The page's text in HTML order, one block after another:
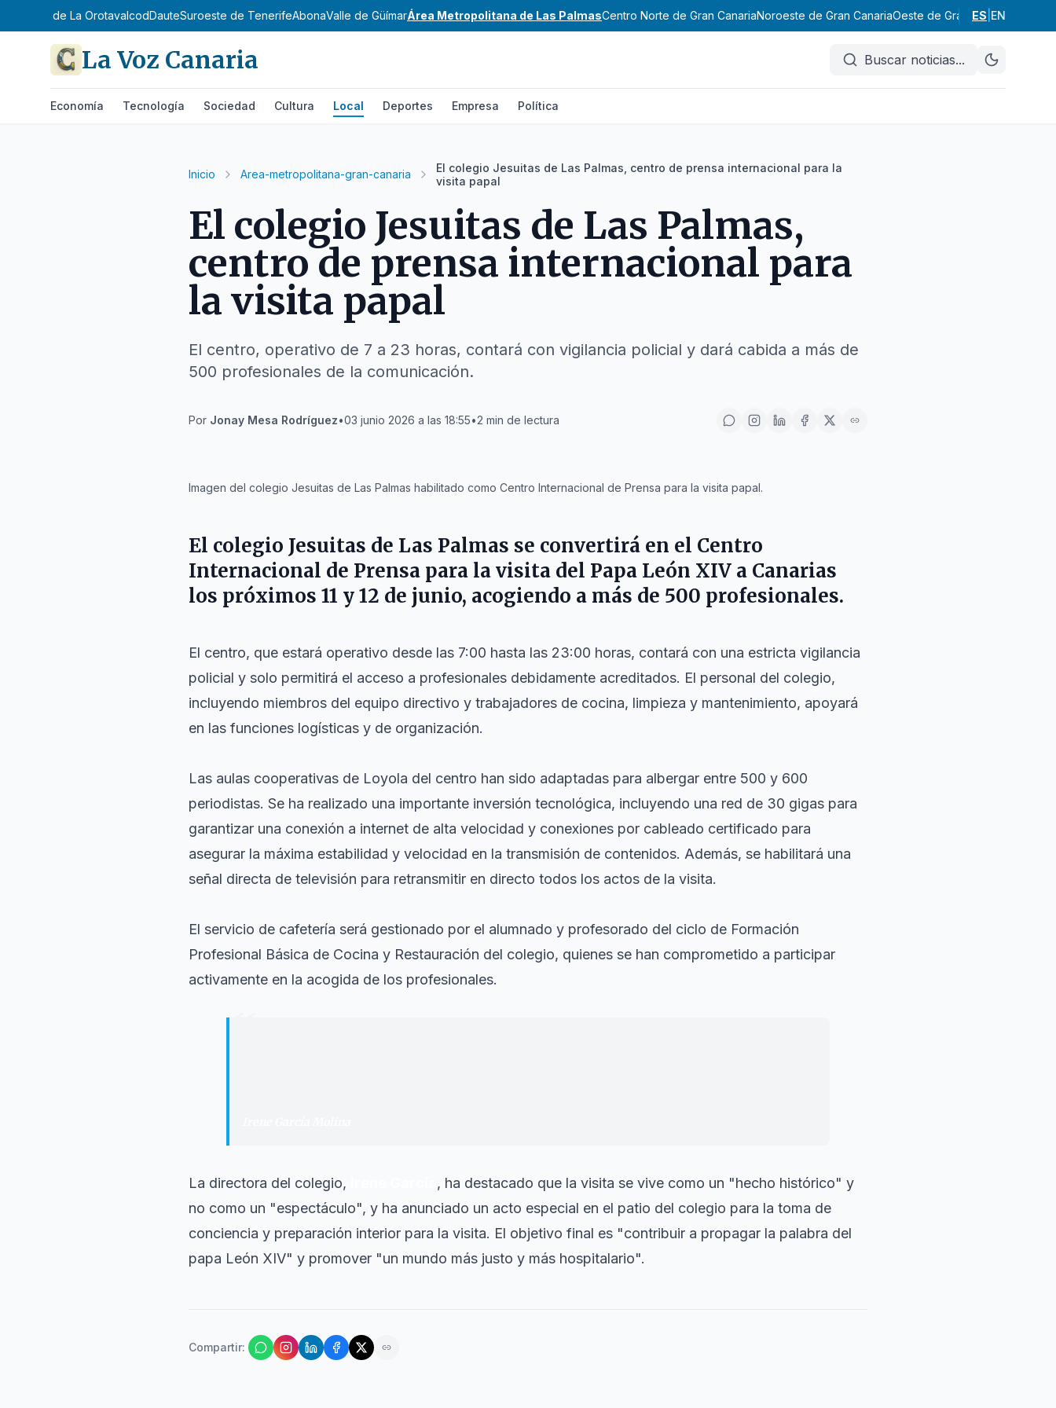
Valle de La OrotavaIcodDauteSuroeste de TenerifeAbonaValle de GüímarÁrea Metropolitana de Las PalmasCentro Norte de Gran CanariaNoroeste de Gran CanariaOeste de Gran Canaria
ES EN
La Voz Canaria Buscar noticias...
Economía Tecnología Sociedad Cultura Local Deportes Empresa Política
Inicio Area-metropolitana-gran-canaria
El colegio Jesuitas de Las Palmas, centro de prensa internacional para la
visita papal
El colegio Jesuitas de Las Palmas,
centro de prensa internacional para
la visita papal
El centro, operativo de 7 a 23 horas, contará con vigilancia policial y dará cabida a más de
500 profesionales de la comunicación.
Por Jonay Mesa Rodríguez•03 junio 2026 a las 18:55•2 min de lectura
Imagen del colegio Jesuitas de Las Palmas habilitado como Centro Internacional de Prensa para la visita papal.
El colegio Jesuitas de Las Palmas se convertirá en el Centro
Internacional de Prensa para la visita del Papa León XIV a Canarias
los próximos 11 y 12 de junio, acogiendo a más de 500 profesionales.
El centro, que estará operativo desde las 7:00 hasta las 23:00 horas, contará con una estricta vigilancia
policial y solo permitirá el acceso a profesionales debidamente acreditados. El personal del colegio,
incluyendo miembros del equipo directivo y trabajadores de cocina, limpieza y mantenimiento, apoyará
en las funciones logísticas y de organización.
Las aulas cooperativas de Loyola del centro han sido adaptadas para albergar entre 500 y 600
periodistas. Se ha realizado una importante inversión tecnológica, incluyendo una red de 30 gigas para
garantizar una conexión a internet de alta velocidad y conexiones por cableado certificado para
asegurar la máxima estabilidad y velocidad en la transmisión de contenidos. Además, se habilitará una
señal directa de televisión para retransmitir en directo todos los actos de la visita.
El servicio de cafetería será gestionado por el alumnado y profesorado del ciclo de Formación
Profesional Básica de Cocina y Restauración del colegio, quienes se han comprometido a participar
activamente en la acogida de los profesionales.
“
La directora del colegio,
, ha destacado que la visita se vive como un "hecho histórico" y
no como un "espectáculo", y ha anunciado un acto especial en el patio del colegio para la toma de
conciencia y preparación interior para la visita. El objetivo final es "contribuir a propagar la palabra del
papa León XIV" y promover "un mundo más justo y más hospitalario".
Compartir: